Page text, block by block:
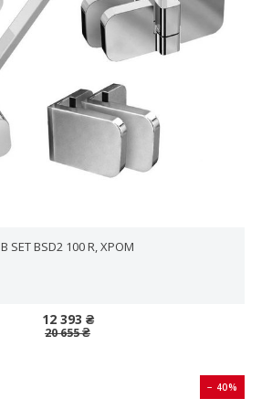
B SET BSD2 100 R, ХРОМ
12 393 ₴
20 655 ₴
− 40%